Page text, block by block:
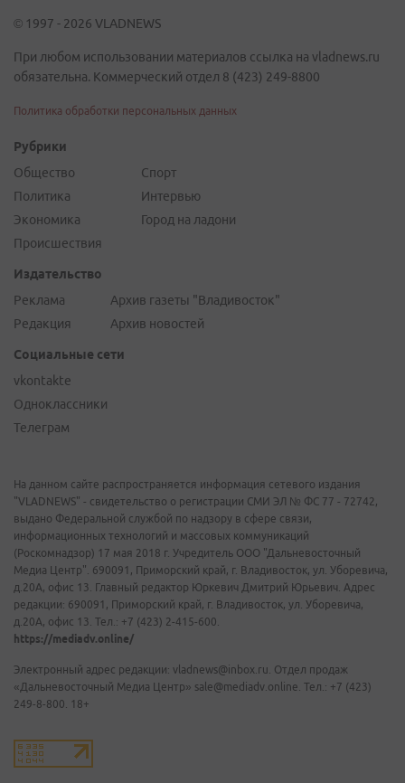
© 1997 - 2026 VLADNEWS
При любом использовании материалов ссылка на vladnews.ru
обязательна. Коммерческий отдел 8 (423) 249-8800
Политика обработки персональных данных
Рубрики
Общество
Политика
Экономика
Происшествия
Спорт
Интервью
Город на ладони
Издательство
Реклама
Редакция
Архив газеты "Владивосток"
Архив новостей
Социальные сети
vkontakte
Одноклассники
Телеграм
На данном сайте распространяется информация сетевого издания
"VLADNEWS" - свидетельство о регистрации СМИ ЭЛ № ФС 77 - 72742,
выдано Федеральной службой по надзору в сфере связи,
информационных технологий и массовых коммуникаций
(Роскомнадзор) 17 мая 2018 г. Учредитель ООО "Дальневосточный
Медиа Центр". 690091, Приморский край, г. Владивосток, ул. Уборевича,
д.20А, офис 13. Главный редактор Юркевич Дмитрий Юрьевич. Адрес
редакции: 690091, Приморский край, г. Владивосток, ул. Уборевича,
д.20А, офис 13. Тел.: +7 (423) 2-415-600.
https://mediadv.online/
Электронный адрес редакции: vladnews@inbox.ru. Отдел продаж
«Дальневосточный Медиа Центр» sale@mediadv.online. Тел.: +7 (423)
249-8-800. 18+